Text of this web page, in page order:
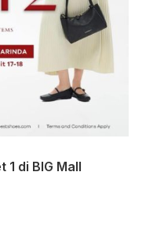
1 di BIG Mall